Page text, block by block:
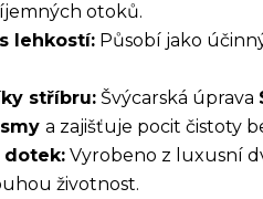
otoků.
lehkostí: Působí jako
stříbru: Švýcarská úprava
a zajišťuje pocit čistoty
dotek: Vyrobeno z luxusní
životnost.